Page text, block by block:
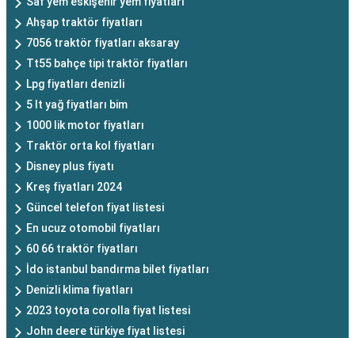
Ahşap traktör fiyatları
7056 traktör fiyatları aksaray
Tt55 bahçe tipi traktör fiyatları
Lpg fiyatları denizli
5 lt yağ fiyatları bim
1000 lik motor fiyatları
Traktör orta kol fiyatları
Disney plus fiyatı
Kreş fiyatları 2024
Güncel telefon fiyat listesi
En ucuz otomobil fiyatları
60 66 traktör fiyatları
İdo istanbul bandırma bilet fiyatları
Denizli klima fiyatları
2023 toyota corolla fiyat listesi
John deere türkiye fiyat listesi